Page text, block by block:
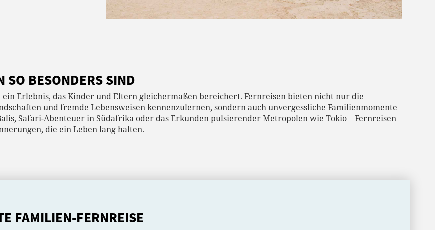
SO BESONDERS SIND
Erlebnis, das Kinder und Eltern gleichermaßen bereichert. Fernreisen bieten nicht nur die
und fremde Lebensweisen kennenzulernen, sondern auch unvergessliche Familienmomente
Safari-Abenteuer in Südafrika oder das Erkunden pulsierender Metropolen wie Tokio – Fernreisen
die ein Leben lang halten.
FAMILIEN-FERNREISE